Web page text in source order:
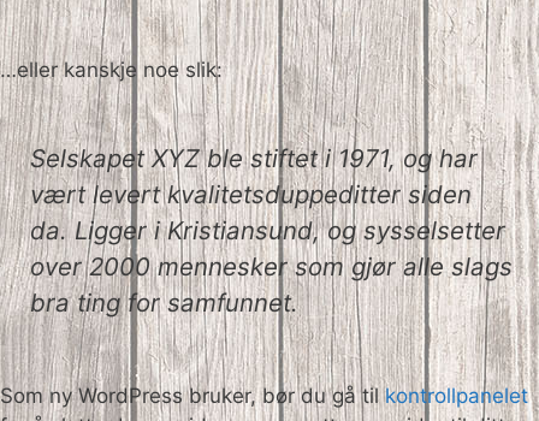
…eller kanskje noe slik:
Selskapet XYZ ble stiftet i 1971, og har
vært levert kvalitetsduppeditter siden
da. Ligger i Kristiansund, og sysselsetter
over 2000 mennesker som gjør alle slags
bra ting for samfunnet.
Som ny WordPress bruker, bør du gå tilkontrollpanelet